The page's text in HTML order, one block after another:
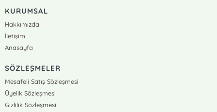
KURUMSAL
Hakkımızda
İletişim
Anasayfa
SÖZLEŞMELER
Mesafeli Satış Sözleşmesi
Üyelik Sözleşmesi
Gizlilik Sözleşmesi